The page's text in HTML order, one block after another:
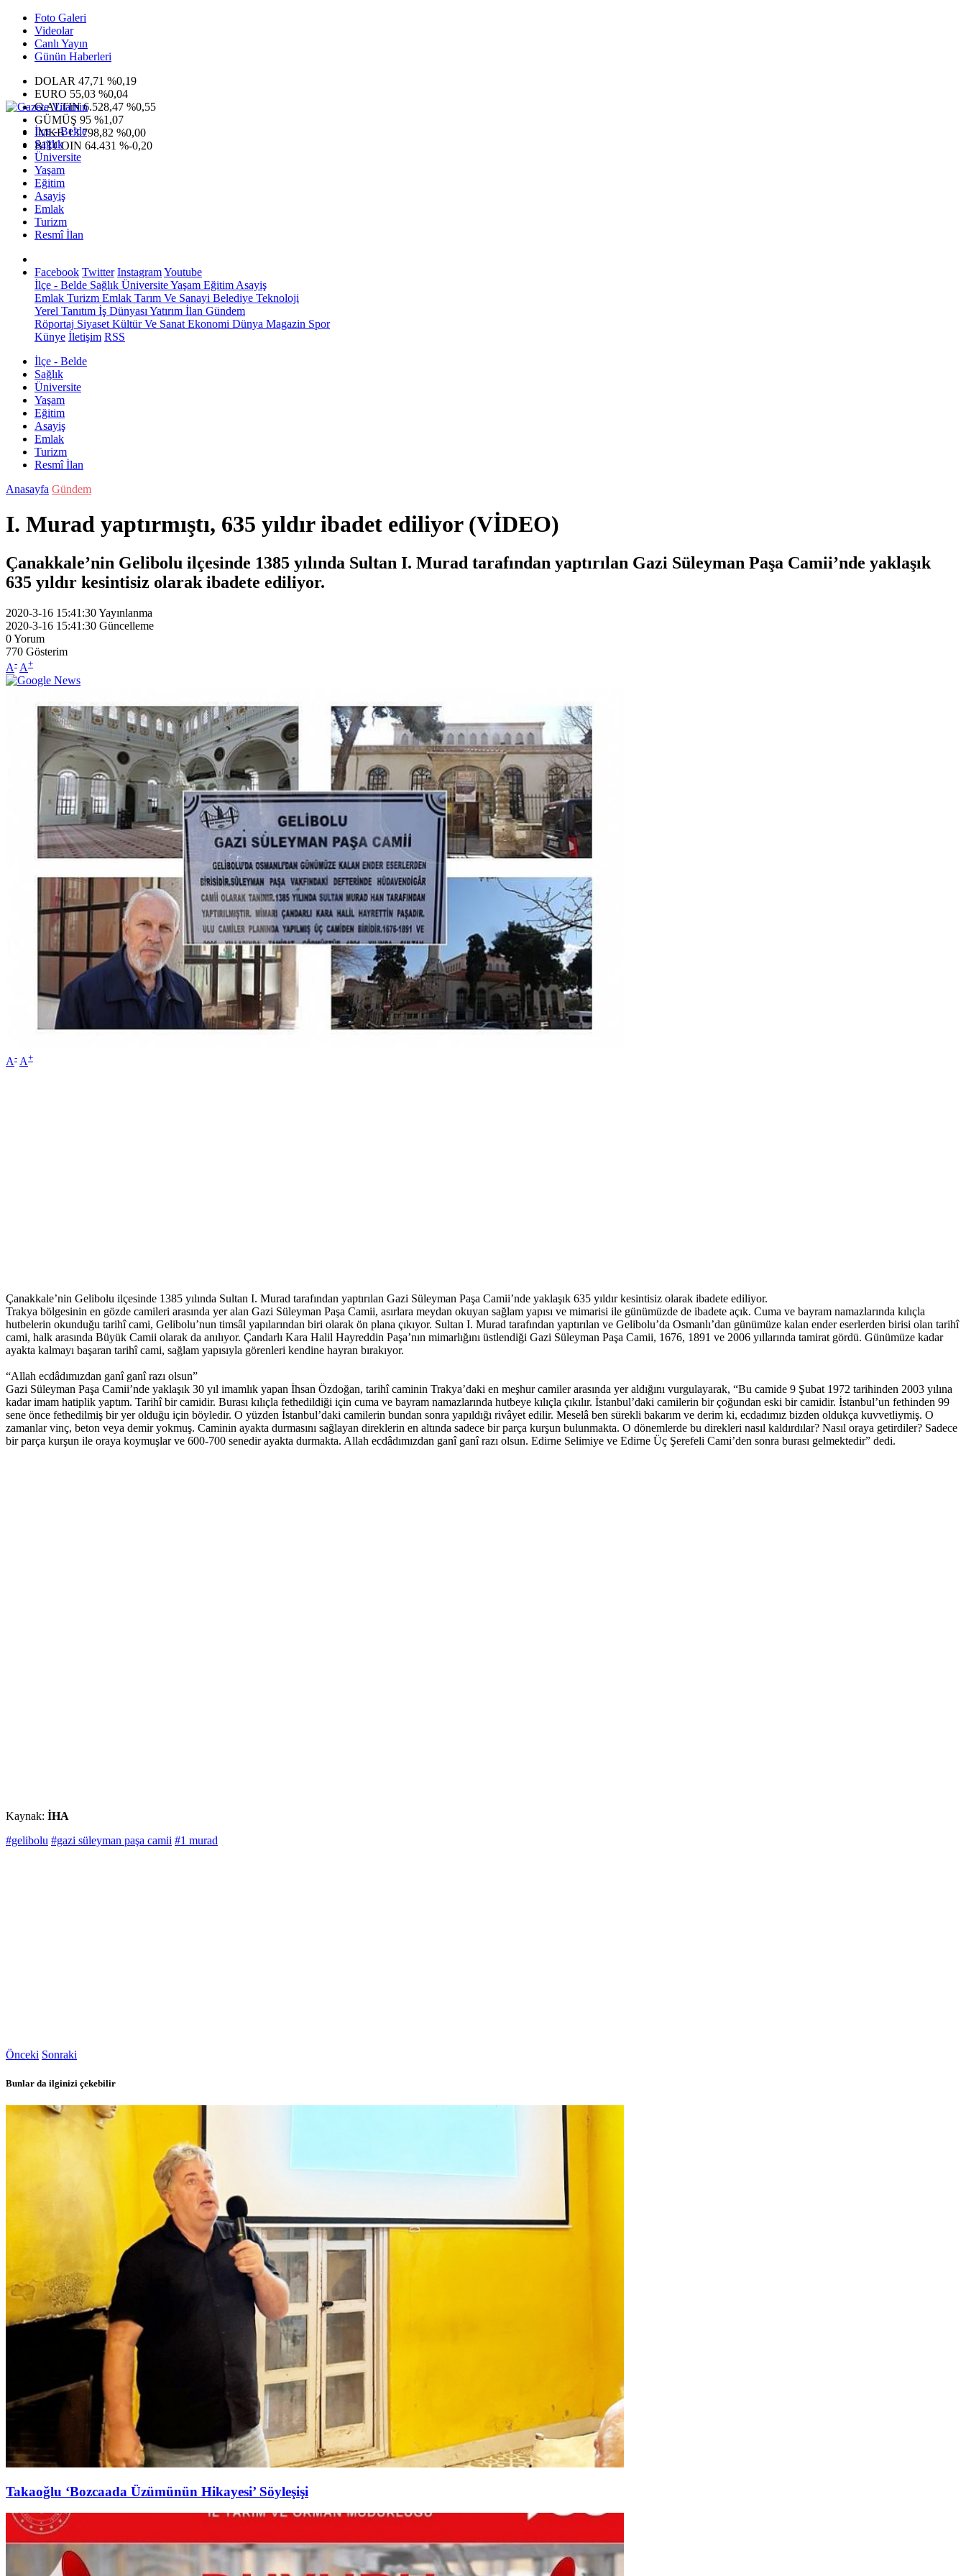
Foto Galeri
Videolar
Canlı Yayın
Günün Haberleri
DOLAR 47,71 %0,19
EURO 55,03 %0,04
G.ALTIN6.528,47 %0,55
GÜMÜŞ 95 %1,07
IMKB13.798,82 %0,00
BITCOIN 64.431 %-0,20
İlçe - Belde
Sağlık
Üniversite
Yaşam
Eğitim
Asayiş
Emlak
Turizm
Resmî İlan
Facebook Twitter InstagramYoutube
İlçe - Belde Sağlık ÜniversiteYaşam Eğitim Asayiş
Emlak Turizm Emlak Tarım Ve Sanayi Belediye Teknoloji
Yerel Tanıtım İş Dünyası Yatırım İlan Gündem
Röportaj Siyaset Kültür Ve Sanat Ekonomi Dünya Magazin Spor
Künye İletişim RSS
İlçe - Belde
Sağlık
Üniversite
Yaşam
Eğitim
Asayiş
Emlak
Turizm
Resmî İlan
Anasayfa Gündem
I. Murad yaptırmıştı, 635 yıldır ibadet ediliyor (VİDEO)
Çanakkale’nin Gelibolu ilçesinde 1385 yılında Sultan I. Murad tarafından yaptırılan Gazi Süleyman Paşa Camii’nde yaklaşık
635 yıldır kesintisiz olarak ibadete ediliyor.
2020-3-16 15:41:30Yayınlanma
2020-3-16 15:41:30 Güncelleme
0Yorum
770 Gösterim
A- A+
A- A+
Çanakkale’nin Gelibolu ilçesinde 1385 yılında Sultan I. Murad tarafından yaptırılan Gazi Süleyman Paşa Camii’nde yaklaşık 635 yıldır kesintisiz olarak ibadete ediliyor.
Trakya bölgesinin en gözde camileri arasında yer alan Gazi Süleyman Paşa Camii, asırlara meydan okuyan sağlam yapısı ve mimarisi ile günümüzde de ibadete açık. Cuma ve bayram namazlarında kılıçla
hutbelerin okunduğu tarihî cami, Gelibolu’nun timsâl yapılarından biri olarak ön plana çıkıyor. Sultan I. Murad tarafından yaptırılan ve Gelibolu’da Osmanlı’dan günümüze kalan ender eserlerden birisi olan tarihî
cami, halk arasında Büyük Camii olarak da anılıyor. Çandarlı Kara Halil Hayreddin Paşa’nın mimarlığını üstlendiği Gazi Süleyman Paşa Camii, 1676, 1891 ve 2006 yıllarında tamirat gördü. Günümüze kadar
ayakta kalmayı başaran tarihî cami, sağlam yapısıyla görenleri kendine hayran bırakıyor.
“Allah ecdâdımızdan ganî ganî razı olsun”
Gazi Süleyman Paşa Camii’nde yaklaşık 30 yıl imamlık yapan İhsan Özdoğan, tarihî caminin Trakya’daki en meşhur camiler arasında yer aldığını vurgulayarak, “Bu camide 9 Şubat 1972 tarihinden 2003 yılına
kadar imam hatiplik yaptım. Tarihî bir camidir. Burası kılıçla fethedildiği için cuma ve bayram namazlarında hutbeye kılıçla çıkılır. İstanbul’daki camilerin bir çoğundan eski bir camidir. İstanbul’un fethinden 99
sene önce fethedilmiş bir yer olduğu için böyledir. O yüzden İstanbul’daki camilerin bundan sonra yapıldığı rivâyet edilir. Meselâ ben sürekli bakarım ve derim ki, ecdadımız bizden oldukça kuvvetliymiş. O
zamanlar vinç, beton veya demir yokmuş. Caminin ayakta durmasını sağlayan direklerin en altında sadece bir parça kurşun bulunmakta. O dönemlerde bu direkleri nasıl kaldırdılar? Nasıl oraya getirdiler? Sadece
bir parça kurşun ile oraya koymuşlar ve 600-700 senedir ayakta durmakta. Allah ecdâdımızdan ganî ganî razı olsun. Edirne Selimiye ve Edirne Üç Şerefeli Cami’den sonra burası gelmektedir” dedi.
Kaynak: İHA
#gelibolu #gazi süleyman paşa camii #1 murad
Önceki Sonraki
Bunlar da ilginizi çekebilir
Takaoğlu ‘Bozcaada Üzümünün Hikayesi’ Söyleşişi